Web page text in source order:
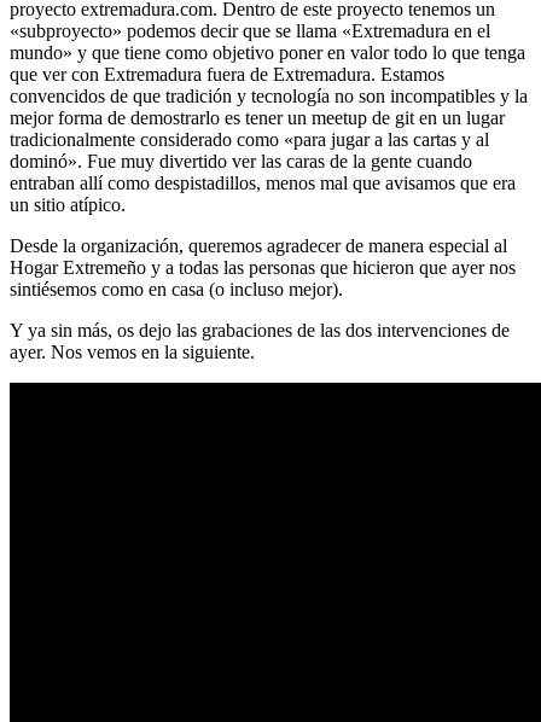
proyecto extremadura.com. Dentro de este proyecto tenemos un
«subproyecto» podemos decir que se llama «Extremadura en el
mundo» y que tiene como objetivo poner en valor todo lo que tenga
que ver con Extremadura fuera de Extremadura. Estamos
convencidos de que tradición y tecnología no son incompatibles y la
mejor forma de demostrarlo es tener un meetup de git en un lugar
tradicionalmente considerado como «para jugar a las cartas y al
dominó». Fue muy divertido ver las caras de la gente cuando
entraban allí como despistadillos, menos mal que avisamos que era
un sitio atípico.
Desde la organización, queremos agradecer de manera especial al
Hogar Extremeño y a todas las personas que hicieron que ayer nos
sintiésemos como en casa (o incluso mejor).
Y ya sin más, os dejo las grabaciones de las dos intervenciones de
ayer. Nos vemos en la siguiente.